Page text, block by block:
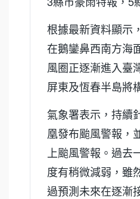
根據最新資料顯示
在鵝鑾鼻西南方海
風圈正逐漸進入臺
屏東及恆春半島將
氣象署表示，持續
凰發布颱風警報，
上颱風警報。過去
度有稍微減弱，雖
過預測未來在逐漸